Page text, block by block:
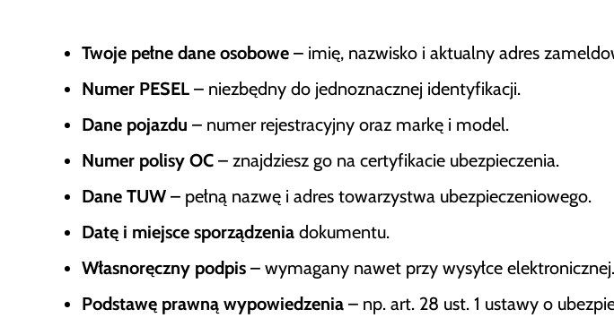
Twoje pełne dane osobowe – imię, nazwisko i aktualny adres
Numer PESEL – niezbędny do jednoznacznej identyfikacji.
Dane pojazdu – numer rejestracyjny oraz markę i model.
Numer polisy OC – znajdziesz go na certyfikacie ubezpieczenia.
Dane TUW – pełną nazwę i adres towarzystwa ubezpieczeniowego.
Datę i miejsce sporządzenia dokumentu.
Własnoręczny podpis – wymagany nawet przy wysyłce elektronicznej.
Podstawę prawną wypowiedzenia – np. art. 28 ust. 1 ustawy o